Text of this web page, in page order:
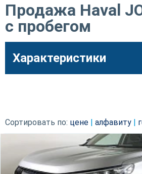
Продажа Haval
с пробегом
Характеристики
Сортировать по: цене алфавиту